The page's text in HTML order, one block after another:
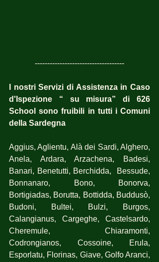
------------------------------------
I nostri Servizi di Assistenza in Caso
d'Ispezione “ su misura” di 626
School sono fruibili in tutti i Comuni
della Sardegna
Aggius, Aglientu, Alà dei Sardi, Alghero,
Anela, Ardara, Arzachena, Badesi,
Banari, Benetutti, Berchidda,  Bessude,
Bonnanaro, Bono, Bonorva,
Bortigiadas, Borutta, Bottidda, Buddusò,
Budoni, Bultei, Bulzi, Burgos,
Calangianus, Cargeghe, Castelsardo,
Cheremule, Chiaramonti,
Codrongianos, Cossoine, Erula,
Esporlatu, Florinas, Giave, Golfo Aranci,